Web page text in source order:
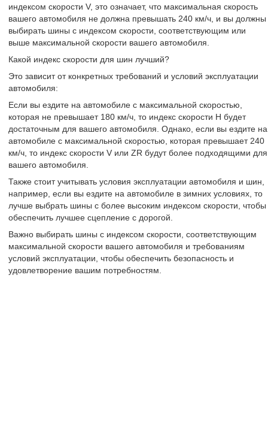
индексом скорости V, это означает, что максимальная скорость
вашего автомобиля не должна превышать 240 км/ч, и вы должны
выбирать шины с индексом скорости, соответствующим или
выше максимальной скорости вашего автомобиля.
Какой индекс скорости для шин лучший?
Это зависит от конкретных требований и условий эксплуатации
автомобиля:
Если вы ездите на автомобиле с максимальной скоростью,
которая не превышает 180 км/ч, то индекс скорости H будет
достаточным для вашего автомобиля. Однако, если вы ездите на
автомобиле с максимальной скоростью, которая превышает 240
км/ч, то индекс скорости V или ZR будут более подходящими для
вашего автомобиля.
Также стоит учитывать условия эксплуатации автомобиля и шин,
например, если вы ездите на автомобиле в зимних условиях, то
лучше выбрать шины с более высоким индексом скорости, чтобы
обеспечить лучшее сцепление с дорогой.
Важно выбирать шины с индексом скорости, соответствующим
максимальной скорости вашего автомобиля и требованиям
условий эксплуатации, чтобы обеспечить безопасность и
удовлетворение вашим потребностям.